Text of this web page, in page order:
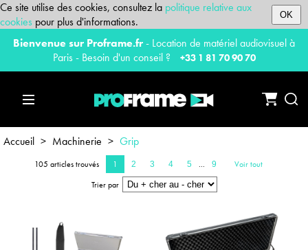
Ce site utilise des cookies, consultez la politique relative aux
cookies pour plus d'informations. OK
Bienvenue sur Proframe.fr- Location de matériel audiovisuel à
Paris - Besoin d'un conseil ?
+33 1 81 70 90 70
Accueil > Machinerie > Grip
105 articles trouvés 1 2 3 4 5 ... 9
Voir tout
Trier par